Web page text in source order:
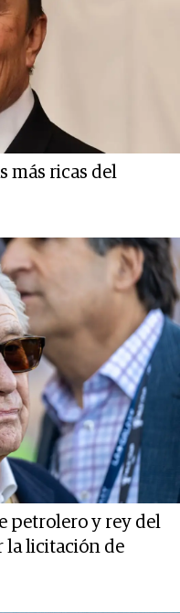
más ricas del
petrolero y rey del
la licitación de